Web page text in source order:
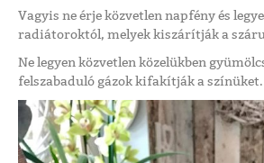
Vagyis ne érje közvetlen napfény és
radiátoroktól, melyek kiszárítják a
Ne legyen közvetlen közelükben
felszabaduló gázok kifakítják a színüket.